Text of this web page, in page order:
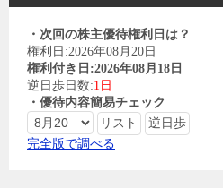
・次回の株主優待権利日は？
権利日:2026年08月20日
権利付き日:2026年08月18日
逆日歩日数:1日
・優待内容簡易チェック
完全版で調べる